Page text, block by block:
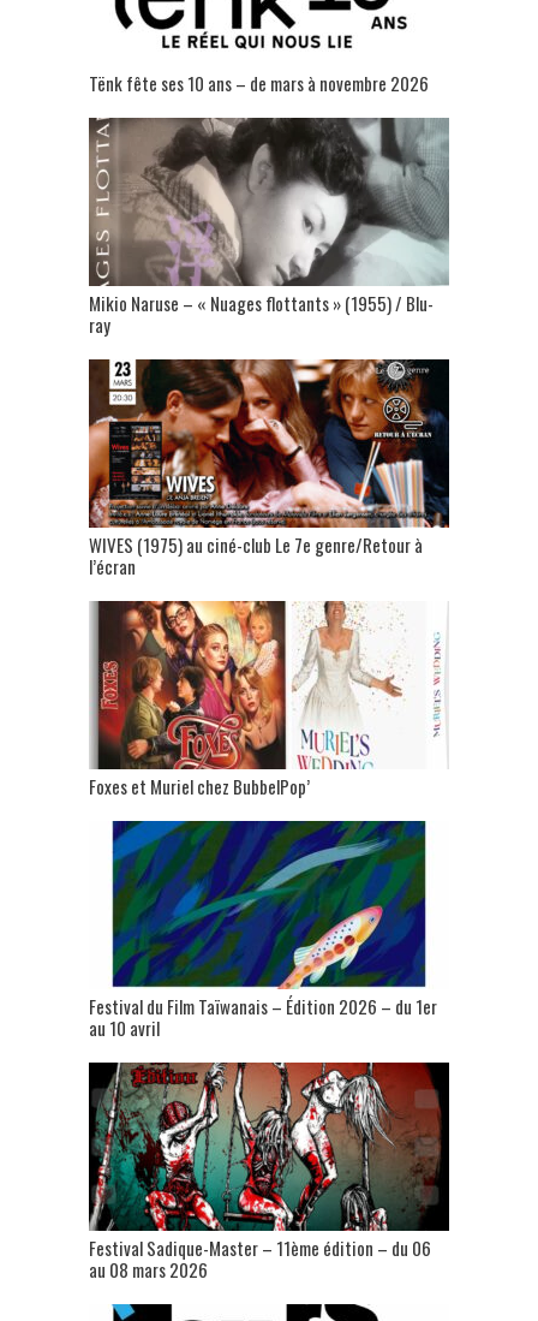
Tënk fête ses 10 ans – de mars à novembre 2026
Mikio Naruse – « Nuages flottants » (1955) / Blu-
ray
WIVES (1975) au ciné-club Le 7e genre/Retour à
l’écran
Foxes et Muriel chez BubbelPop’
Festival du Film Taïwanais – Édition 2026 – du 1er
au 10 avril
Festival Sadique-Master – 11ème édition – du 06
au 08 mars 2026